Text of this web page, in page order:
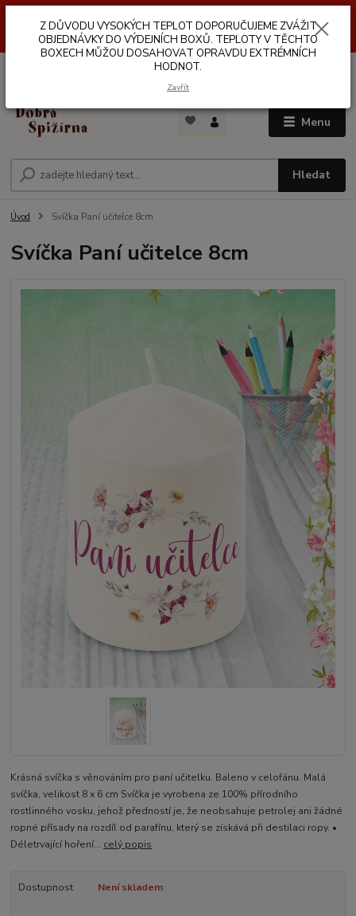
VÝDEJNÍCH BOXŮ. TEPLOTA V TĚCHTO BOXECH MŮŽE DOSAHOVAT
OPRAVDU EXTRÉMNÍCH HODNOT.
Menu
Hledat
Úvod Svíčka Paní učitelce 8cm
Svíčka Paní učitelce 8cm
Krásná svíčka s věnováním pro paní učitelku. Baleno v celofánu. Malá
svíčka, velikost 8 x 6 cm Svíčka je vyrobena ze 100% přírodního
rostlinného vosku, jehož předností je, že neobsahuje petrolej ani žádné
ropné přísady na rozdíl od parafínu, který se získává při destilaci ropy. •
Déletrvající hoření... celý popis
Dostupnost Není skladem
Z DŮVODU VYSOKÝCH TEPLOT DOPORUČUJEME ZVÁŽIT
OBJEDNÁVKY DO VÝDEJNÍCH BOXŮ. TEPLOTY V TĚCHTO
BOXECH MŮŽOU DOSAHOVAT OPRAVDU EXTRÉMNÍCH
HODNOT.
Zavřít